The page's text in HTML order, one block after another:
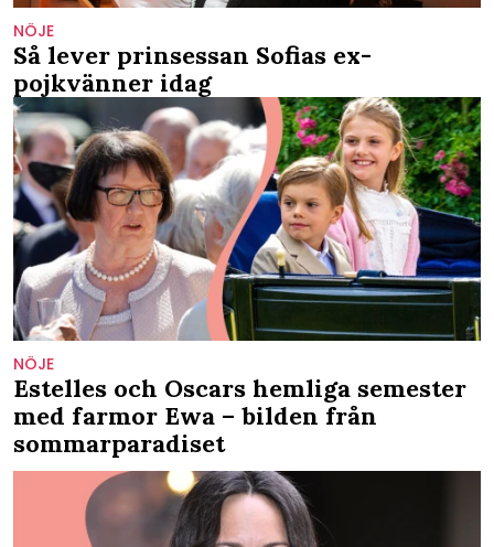
NÖJE
Så lever prinsessan Sofias ex-
pojkvänner idag
NÖJE
Estelles och Oscars hemliga semester
med farmor Ewa – bilden från
sommarparadiset